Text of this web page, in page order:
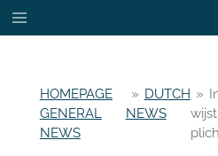
Ga
direct
hoofdinhoud
HOMEPAGE
GENERAL
NEWS
» DUTCH
NEWS
»